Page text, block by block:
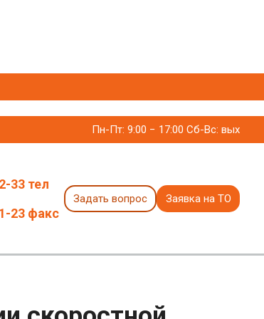
Пн-Пт: 9:00 − 17:00 Сб-Вс: вых
33 тел
23 факс
Задать вопрос Заявка на ТО